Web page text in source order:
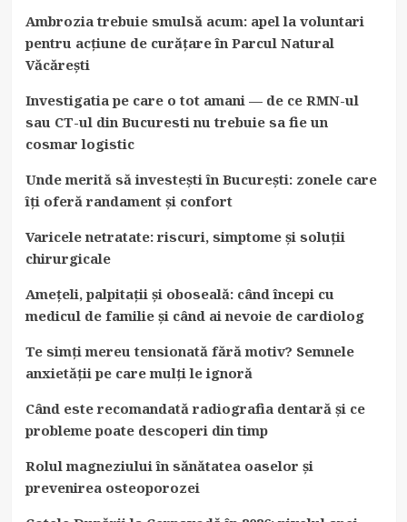
Ambrozia trebuie smulsă acum: apel la voluntari
pentru acțiune de curățare în Parcul Natural
Văcărești
Investigatia pe care o tot amani — de ce RMN-ul
sau CT-ul din Bucuresti nu trebuie sa fie un
cosmar logistic
Unde merită să investești în București: zonele care
îți oferă randament și confort
Varicele netratate: riscuri, simptome și soluții
chirurgicale
Amețeli, palpitații și oboseală: când începi cu
medicul de familie și când ai nevoie de cardiolog
Te simți mereu tensionată fără motiv? Semnele
anxietății pe care mulți le ignoră
Când este recomandată radiografia dentară și ce
probleme poate descoperi din timp
Rolul magneziului în sănătatea oaselor și
prevenirea osteoporozei